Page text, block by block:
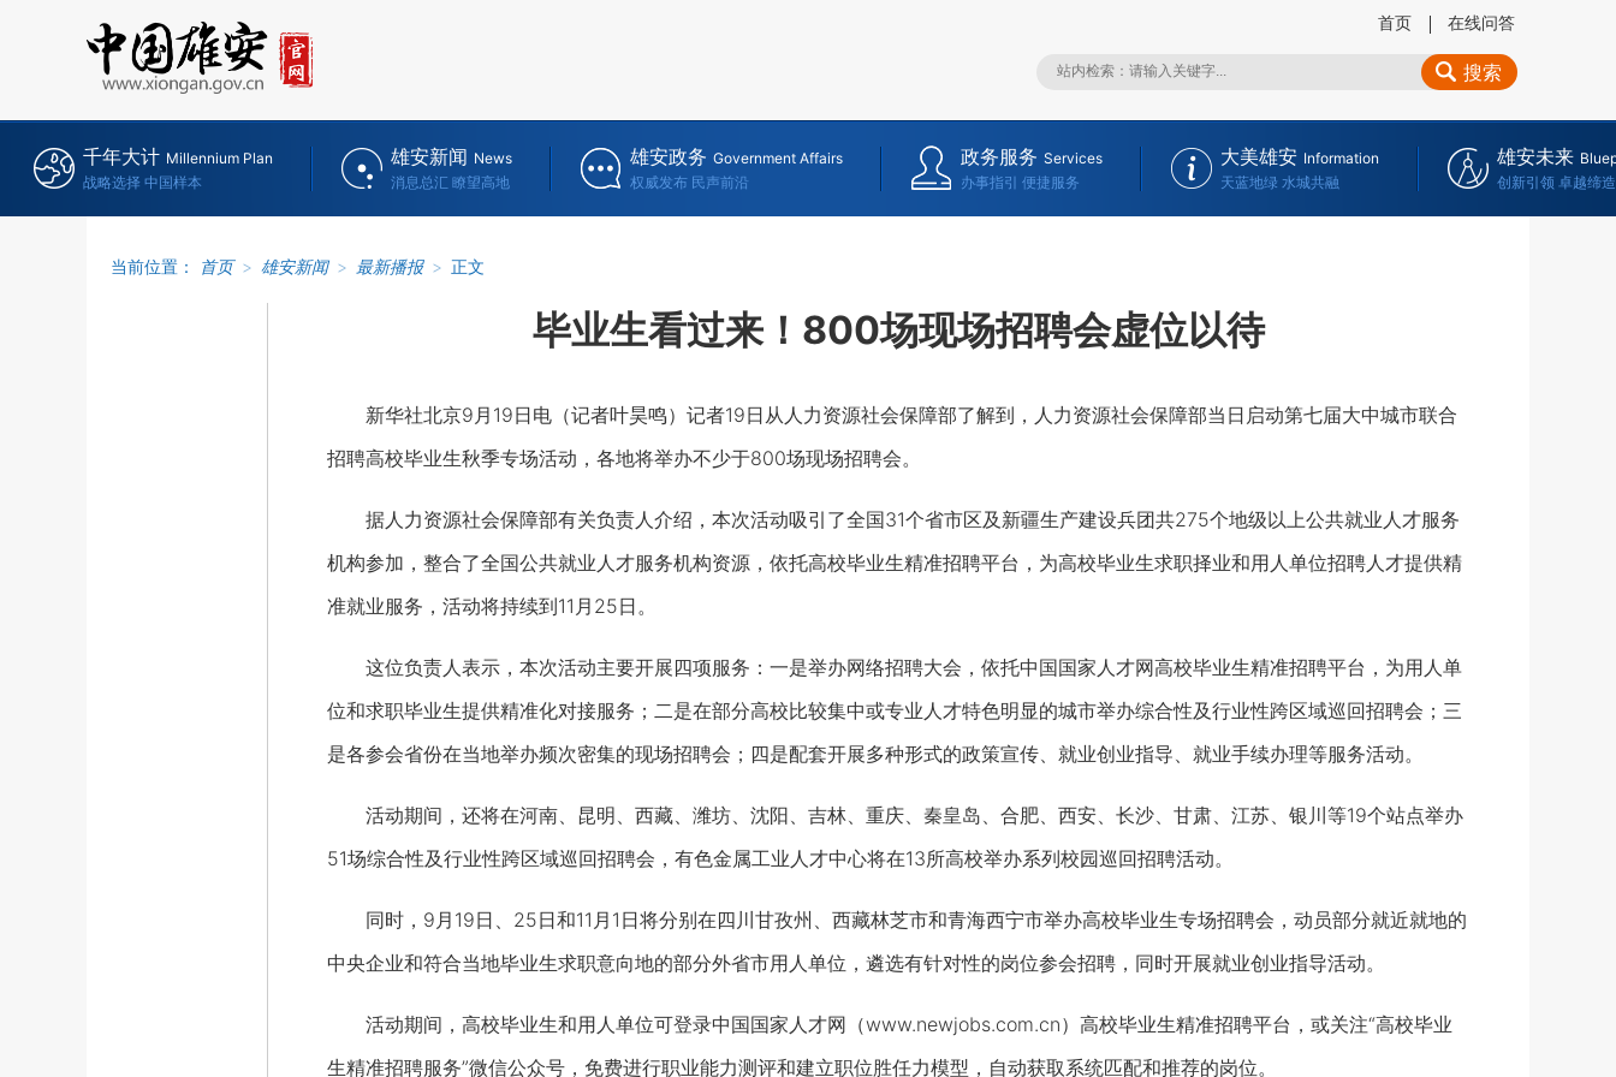
首页 在线问答
搜索
千年大计 Millennium Plan
战略选择 中国样本
雄安新闻 News
消息总汇 瞭望高地
雄安政务 Government Affairs
权威发布 民声前沿
政务服务 Services
办事指引 便捷服务
大美雄安 Information
天蓝地绿 水城共融
雄安未来
创新引领 卓越缔造
当前位置： 首页 > 雄安新闻 > 最新播报 > 正文
毕业生看过来！800场现场招聘会虚位以待
新华社北京9月19日电（记者叶昊鸣）记者19日从人力资源社会保障部了解到，人力资源社会保障部当日启动第七届大中城市联合
招聘高校毕业生秋季专场活动，各地将举办不少于800场现场招聘会。
据人力资源社会保障部有关负责人介绍，本次活动吸引了全国31个省市区及新疆生产建设兵团共275个地级以上公共就业人才服务
机构参加，整合了全国公共就业人才服务机构资源，依托高校毕业生精准招聘平台，为高校毕业生求职择业和用人单位招聘人才提供精
准就业服务，活动将持续到11月25日。
这位负责人表示，本次活动主要开展四项服务：一是举办网络招聘大会，依托中国国家人才网高校毕业生精准招聘平台，为用人单
位和求职毕业生提供精准化对接服务；二是在部分高校比较集中或专业人才特色明显的城市举办综合性及行业性跨区域巡回招聘会；三
是各参会省份在当地举办频次密集的现场招聘会；四是配套开展多种形式的政策宣传、就业创业指导、就业手续办理等服务活动。
活动期间，还将在河南、昆明、西藏、潍坊、沈阳、吉林、重庆、秦皇岛、合肥、西安、长沙、甘肃、江苏、银川等19个站点举办
51场综合性及行业性跨区域巡回招聘会，有色金属工业人才中心将在13所高校举办系列校园巡回招聘活动。
同时，9月19日、25日和11月1日将分别在四川甘孜州、西藏林芝市和青海西宁市举办高校毕业生专场招聘会，动员部分就近就地的
中央企业和符合当地毕业生求职意向地的部分外省市用人单位，遴选有针对性的岗位参会招聘，同时开展就业创业指导活动。
活动期间，高校毕业生和用人单位可登录中国国家人才网（www.newjobs.com.cn）高校毕业生精准招聘平台，或关注“高校毕业
生精准招聘服务”微信公众号，免费进行职业能力测评和建立职位胜任力模型，自动获取系统匹配和推荐的岗位。